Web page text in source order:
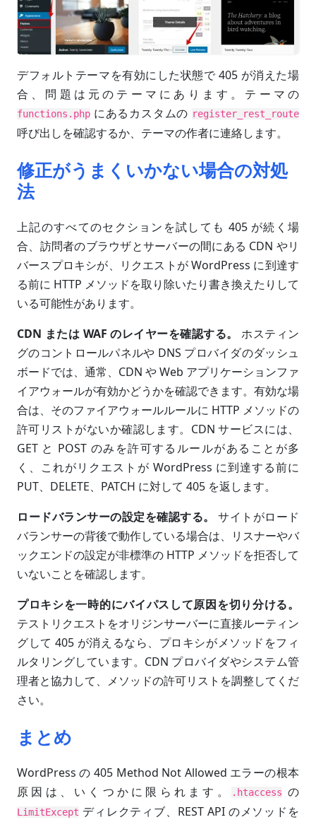
デフォルトテーマを有効にした状態で 405 が消えた場
合、問題は元のテーマにあります。テーマの
functions.php にあるカスタムの register_rest_route
呼び出しを確認するか、テーマの作者に連絡します。
修正がうまくいかない場合の対処
法
上記のすべてのセクションを試しても 405 が続く場
合、訪問者のブラウザとサーバーの間にある CDN やリ
バースプロキシが、リクエストが WordPress に到達す
る前に HTTP メソッドを取り除いたり書き換えたりして
いる可能性があります。
CDN または WAF のレイヤーを確認する。
ホスティン
グのコントロールパネルや DNS プロバイダのダッシュ
ボードでは、通常、CDN や Web アプリケーションファ
イアウォールが有効かどうかを確認できます。有効な場
合は、そのファイアウォールルールに HTTP メソッドの
許可リストがないか確認します。CDN サービスには、
GET と POST のみを許可するルールがあることが多
く、これがリクエストが WordPress に到達する前に
PUT、DELETE、PATCH に対して 405 を返します。
ロードバランサーの設定を確認する。
サイトがロード
バランサーの背後で動作している場合は、リスナーやバ
ックエンドの設定が非標準の HTTP メソッドを拒否して
いないことを確認します。
プロキシを一時的にバイパスして原因を切り分ける。
テストリクエストをオリジンサーバーに直接ルーティン
グして 405 が消えるなら、プロキシがメソッドをフィ
ルタリングしています。CDN プロバイダやシステム管
理者と協力して、メソッドの許可リストを調整してくだ
さい。
まとめ
WordPress の 405 Method Not Allowed エラーの根本
原因は、いくつかに限られます。
.htaccess の
LimitExcept ディレクティブ、REST API のメソッドを